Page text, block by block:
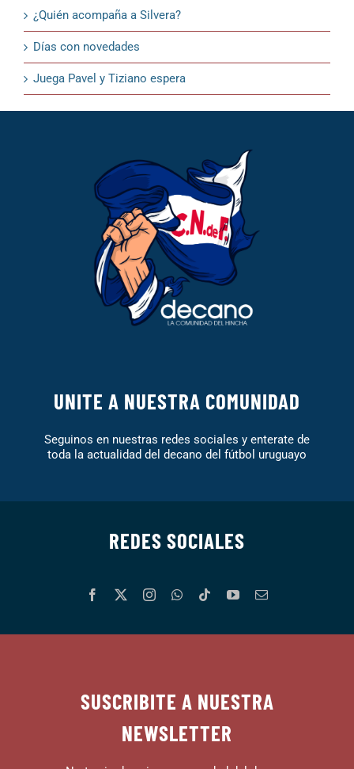
¿Quién acompaña a Silvera?
Días con novedades
Juega Pavel y Tiziano espera
UNITE A NUESTRA COMUNIDAD
Seguinos en nuestras redes sociales y enterate de
toda la actualidad del decano del fútbol uruguayo
REDES SOCIALES
SUSCRIBITE A NUESTRA
NEWSLETTER